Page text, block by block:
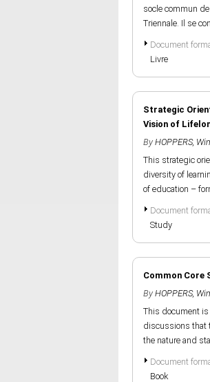
socle commun
Triennale. Il se
Document
Livre
Strategic
Vision of
By HOPPERS,
This strategic
diversity of
of education –
Document
Study
Common Core
By HOPPERS,
This document is
discussions that
the nature and
Document
Book